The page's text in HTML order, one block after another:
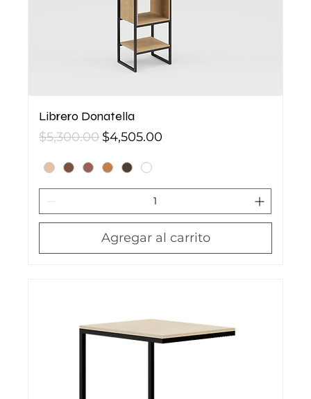
Librero Donatella
Precio
$5,300.00 Precio de oferta
$4,505.00
Agregar al carrito